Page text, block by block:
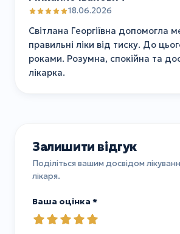
18.06.2026
Світлана Георгіївна допомогла
правильні ліки від тиску. До
роками. Розумна, спокійна та
лікарка.
Залишити відгук
Поділіться вашим досвідом
лікаря.
Ваша оцінка *